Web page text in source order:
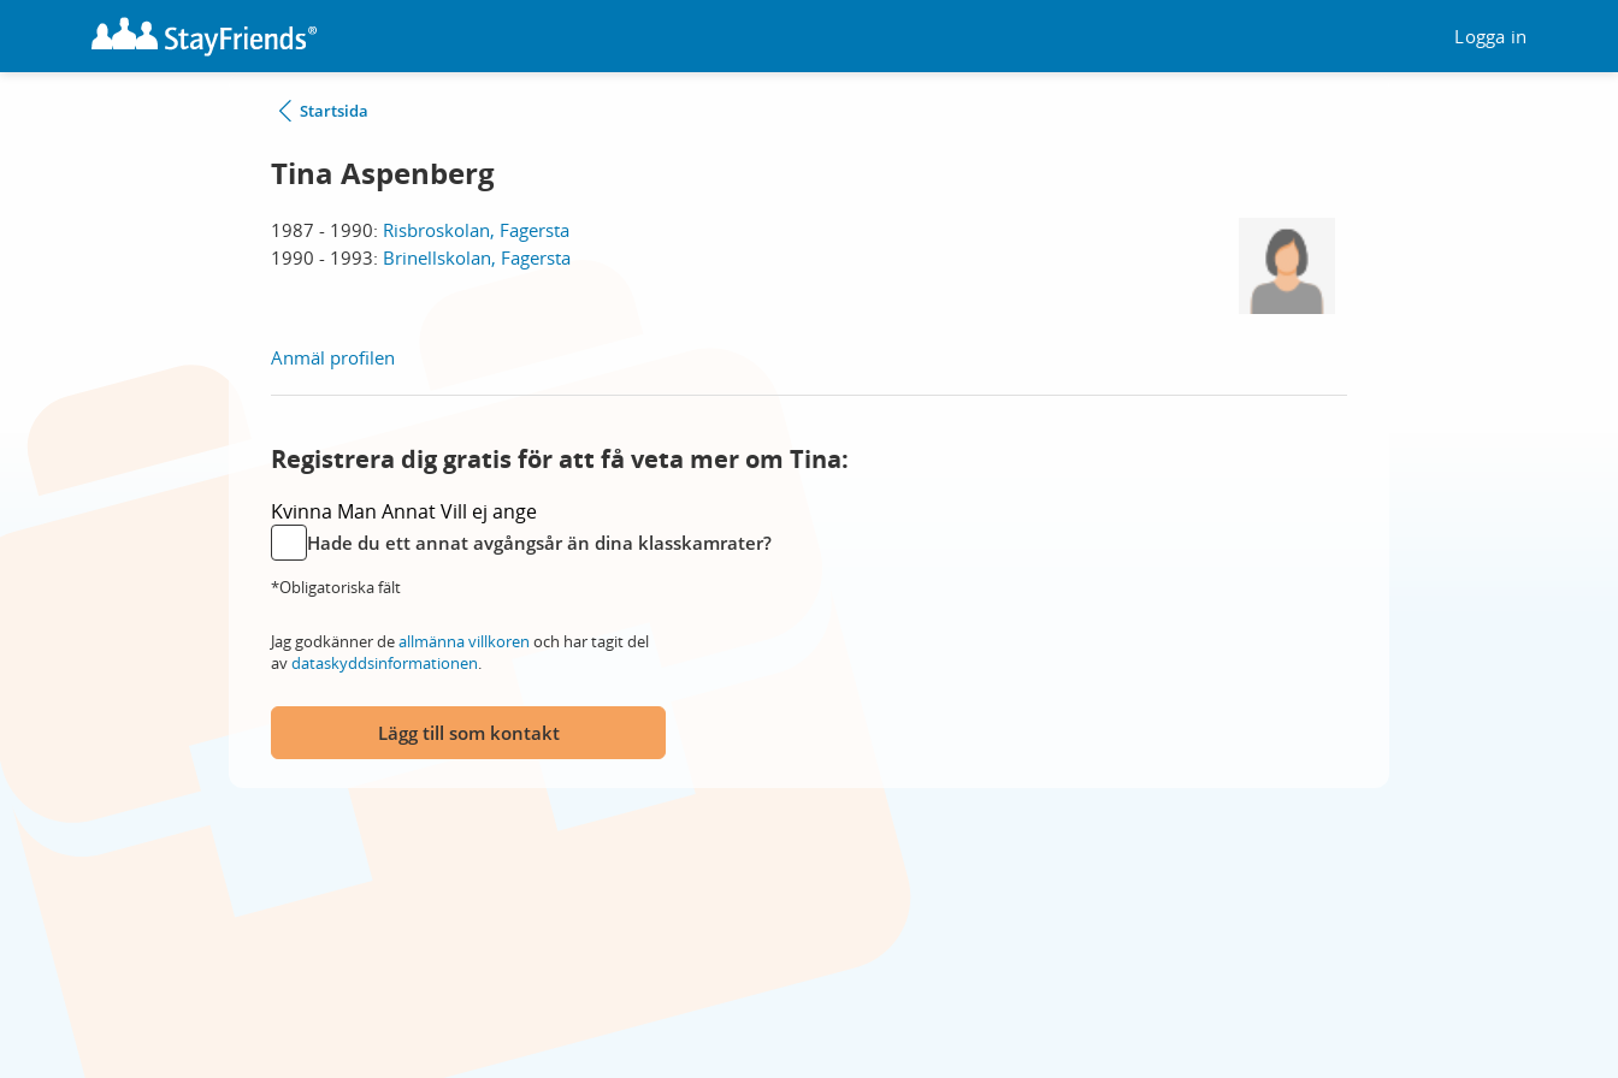
Logga in
Startsida
Tina Aspenberg
1987 - 1990: Risbroskolan, Fagersta
1990 - 1993: Brinellskolan, Fagersta
Anmäl profilen
Registrera dig gratis för att få veta mer om Tina:
Kvinna Man AnnatVill ej ange
Hade du ett annat avgångsår än dina klasskamrater?
*Obligatoriska fält
Jag godkänner deallmänna villkoren och har tagit del
avdataskyddsinformationen.
Lägg till som kontakt